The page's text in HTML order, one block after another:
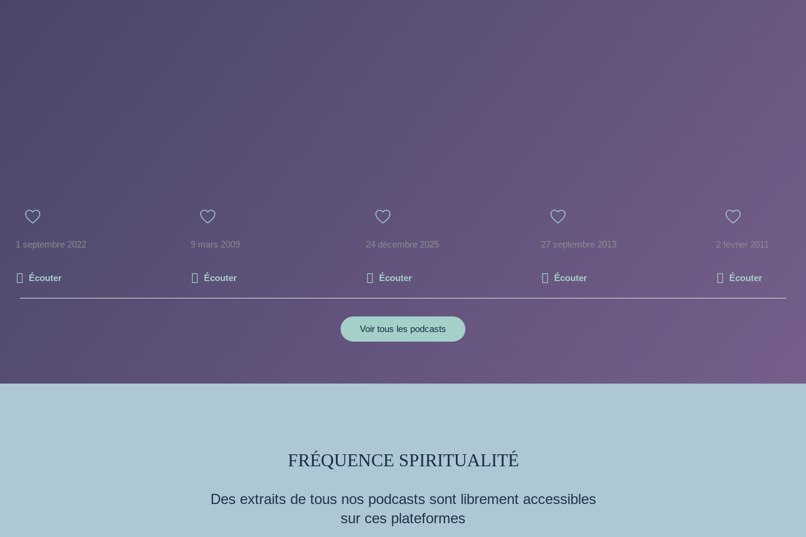
1 septembre 2022
Écouter
9 mars 2009
Écouter
24 décembre 2025
Écouter
27 septembre 2013
Écouter
2 février 2011
Écouter
Voir tous les podcasts
FRÉQUENCE SPIRITUALITÉ
Des extraits de tous nos podcasts sont librement accessibles
sur ces plateformes